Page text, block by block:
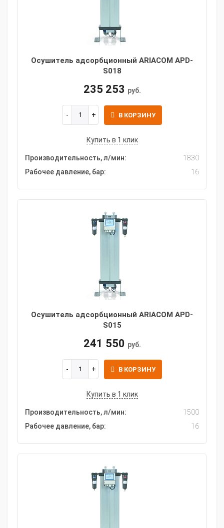
Осушитель адсорбционный ARIACOM APD-
S018
235 253 руб.
В КОРЗИНУ
Купить в 1 клик
Производительность, л/мин:
1830
Рабочее давление, бар:
16
Осушитель адсорбционный ARIACOM APD-
S015
241 550 руб.
В КОРЗИНУ
Купить в 1 клик
Производительность, л/мин:
1500
Рабочее давление, бар:
16